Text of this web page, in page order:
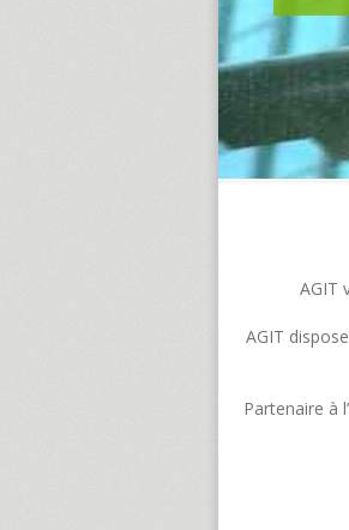
AGIT
AGIT
Partenaire à